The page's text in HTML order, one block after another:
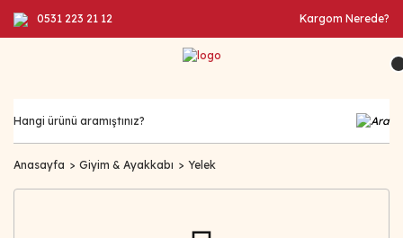
0531 223 21 12 Kargom Nerede?
Anasayfa Giyim & Ayakkabı Yelek